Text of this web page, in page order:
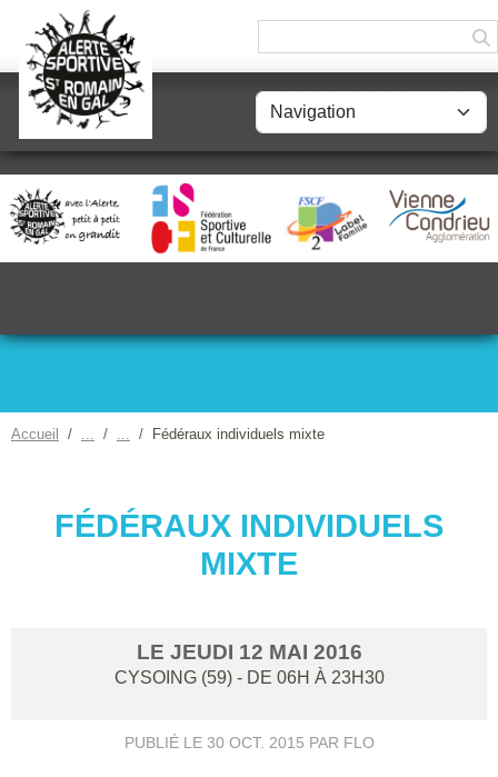
Accueil Fédéraux individuels mixte
FÉDÉRAUX INDIVIDUELS
MIXTE
LE JEUDI 12 MAI 2016
CYSOING (59) - DE 06H À 23H30
PUBLIÉ LE 30 OCT. 2015 PAR FLO
Panneau de gestion des cookies